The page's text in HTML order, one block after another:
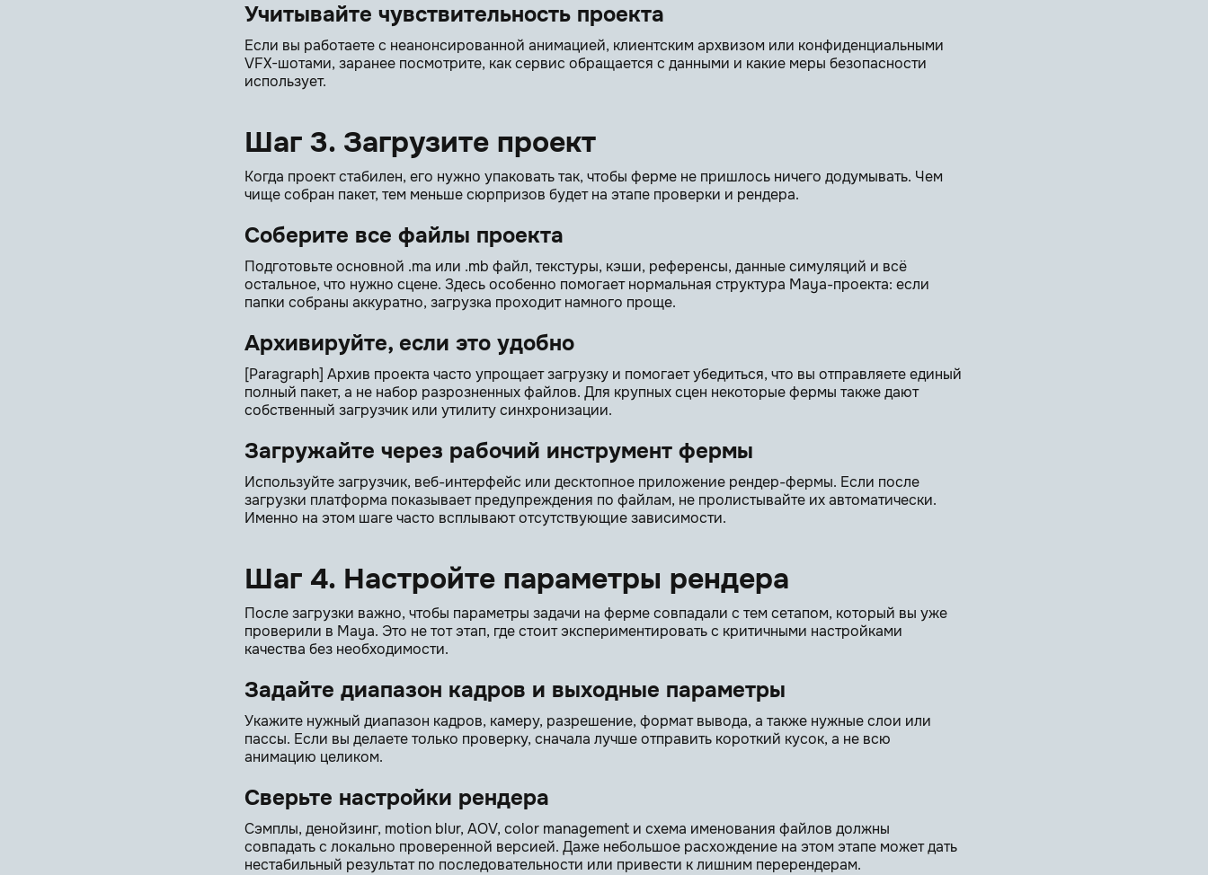
Учитывайте чувствительность проекта
Если вы работаете с неанонсированной анимацией, клиентским архвизом или конфиденциальными
VFX-шотами, заранее посмотрите, как сервис обращается с данными и какие меры безопасности
использует.
Шаг 3. Загрузите проект
Когда проект стабилен, его нужно упаковать так, чтобы ферме не пришлось ничего додумывать. Чем
чище собран пакет, тем меньше сюрпризов будет на этапе проверки и рендера.
Соберите все файлы проекта
Подготовьте основной .ma или .mb файл, текстуры, кэши, референсы, данные симуляций и всё
остальное, что нужно сцене. Здесь особенно помогает нормальная структура Maya-проекта: если
папки собраны аккуратно, загрузка проходит намного проще.
Архивируйте, если это удобно
[Paragraph] Архив проекта часто упрощает загрузку и помогает убедиться, что вы отправляете единый
полный пакет, а не набор разрозненных файлов. Для крупных сцен некоторые фермы также дают
собственный загрузчик или утилиту синхронизации.
Загружайте через рабочий инструмент фермы
Используйте загрузчик, веб-интерфейс или десктопное приложение рендер-фермы. Если после
загрузки платформа показывает предупреждения по файлам, не пролистывайте их автоматически.
Именно на этом шаге часто всплывают отсутствующие зависимости.
Шаг 4. Настройте параметры рендера
После загрузки важно, чтобы параметры задачи на ферме совпадали с тем сетапом, который вы уже
проверили в Maya. Это не тот этап, где стоит экспериментировать с критичными настройками
качества без необходимости.
Задайте диапазон кадров и выходные параметры
Укажите нужный диапазон кадров, камеру, разрешение, формат вывода, а также нужные слои или
пассы. Если вы делаете только проверку, сначала лучше отправить короткий кусок, а не всю
анимацию целиком.
Сверьте настройки рендера
Сэмплы, денойзинг, motion blur, AOV, color management и схема именования файлов должны
совпадать с локально проверенной версией. Даже небольшое расхождение на этом этапе может дать
нестабильный результат по последовательности или привести к лишним перерендерам.